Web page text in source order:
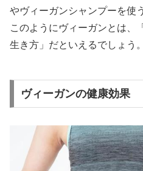
やヴィーガンシャンプーを使
このようにヴィーガンとは、
生き方」だといえるでしょう。
ヴィーガンの健康効果